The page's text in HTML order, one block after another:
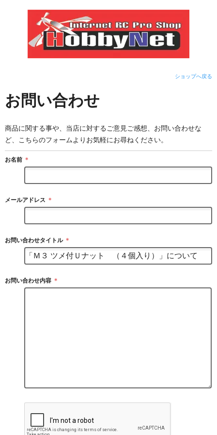
ショップへ戻る
お問い合わせ
商品に関する事や、当店に対するご意見ご感想、お問い合わせな
ど、こちらのフォームよりお気軽にお尋ねください。
お名前 ＊
メールアドレス ＊
お問い合わせタイトル ＊
お問い合わせ内容 ＊